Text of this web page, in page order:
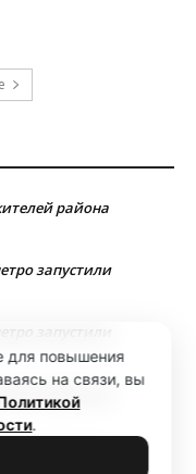
района
запустили
запустили
запустили
запустили
для повышения
на связи, вы
.